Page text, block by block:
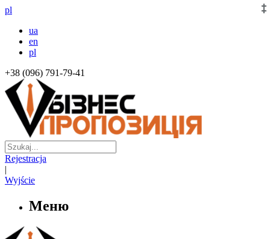
pl
ua
en
pl
+38 (096) 791-79-41
Rejestracja
|
Wyjście
Меню